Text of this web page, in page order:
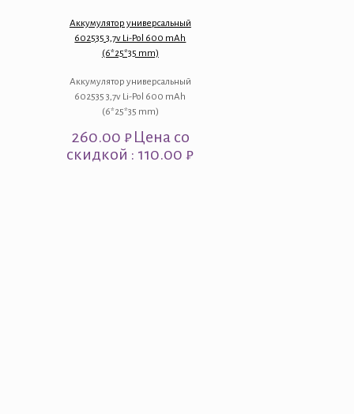
Аккумулятор универсальный
602535 3,7v Li-Pol 600 mAh
(6*25*35 mm)
Аккумулятор универсальный
602535 3,7v Li-Pol 600 mAh
(6*25*35 mm)
260.00 ₽Цена со
скидкой : 110.00 ₽